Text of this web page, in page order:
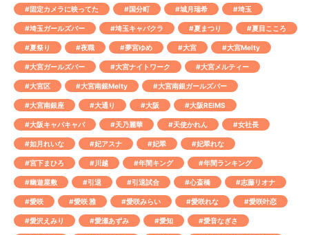
#固定カメラに映ってた #国分町 #城月瑞希 #埼玉
#埼玉ガールズバー #埼玉キャバクラ #夏まつり #夏目こころ
#夏祭り #夜職 #夢宮ゆめ #大宮 #大宮Melty
#大宮ガールズバー #大宮ナイトワーク #大宮メルティー
#大宮区 #大宮南銀Melty #大宮南銀ガールズバー
#大宮南銀座 #大通り #大阪 #大阪REIMS
#大阪キャバキャバ #天乃麗華 #天使かれん #女社長
#如月れいな #妃アスナ #妃翠 #妃翠れな
#宮下まひろ #川越 #年間キング #年間ランキング
#幽遊屋敷 #引退 #引退試合 #心斎橋 #志藤リオナ
#愛咲 #愛咲 雅 #愛咲みらい #愛咲れな #愛咲叶恋
#愛沢えみり #愛瀬あずみ #愛知 #愛音なぎさ